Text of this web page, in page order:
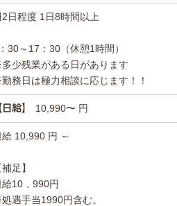
2日程度 1日8時間以上
30～17：30（休憩1時間）
少残業がある日があります
務日は極力相談に応じます！！
日給】 10,990〜 円
給 10,990 円 ～
補足】
給10，990円
遇手当1990円含む。